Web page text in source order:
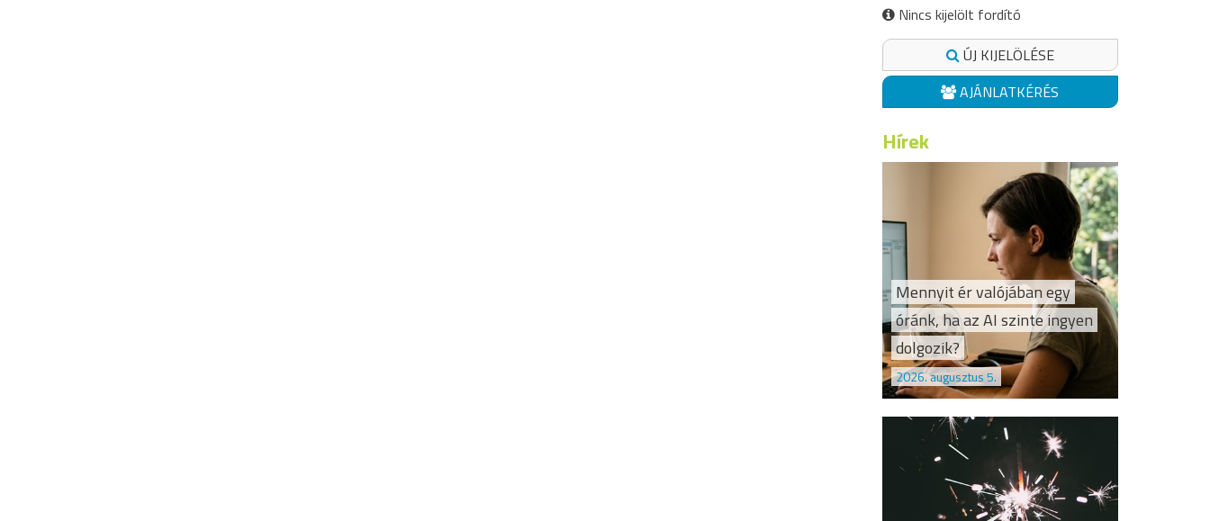
Nincs kijelölt fordító
ÚJ KIJELÖLÉSE
AJÁNLATKÉRÉS
Hírek
Mennyit ér valójában egy
óránk, ha az AI szinte ingyen
dolgozik?
2026. augusztus 5.